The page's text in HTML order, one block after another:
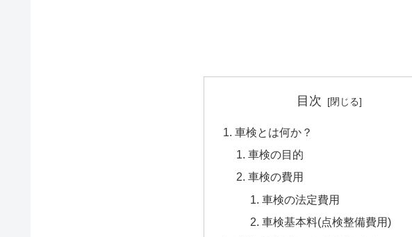
目次
車検とは何か？
車検の目的
車検の費用
車検の法定費用
車検基本料(点検整備費用)